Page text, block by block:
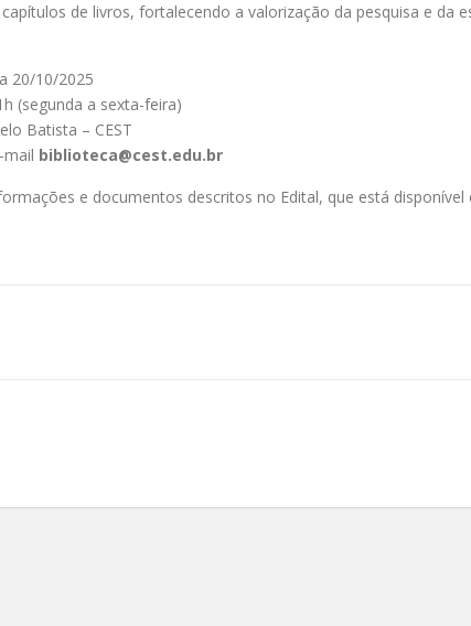
de livros, fortalecendo a valorização da pesquisa e da
20/10/2025
(segunda a sexta-feira)
Batista – CEST
mail biblioteca@cest.edu.br
e documentos descritos no Edital, que está disponível